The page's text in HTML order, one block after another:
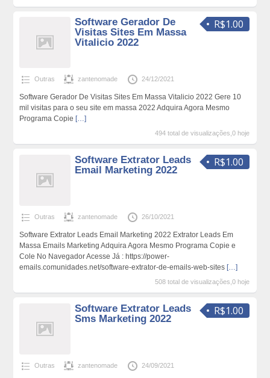
R$1.00
Software Gerador De
Visitas Sites Em Massa
Vitalicio 2022
Outras zantenomade 24/12/2021
Software Gerador De Visitas Sites Em Massa Vitalicio 2022 Gere 10
mil visitas para o seu site em massa 2022 Adquira Agora Mesmo
Programa Copie […]
494 total de visualizações,0 hoje
R$1.00
Software Extrator Leads
Email Marketing 2022
Outras zantenomade 26/10/2021
Software Extrator Leads Email Marketing 2022 Extrator Leads Em
Massa Emails Marketing Adquira Agora Mesmo Programa Copie e
Cole No Navegador Acesse Já : https://power-
emails.comunidades.net/software-extrator-de-emails-web-sites […]
508 total de visualizações,0 hoje
R$1.00
Software Extrator Leads
Sms Marketing 2022
Outras zantenomade 24/09/2021